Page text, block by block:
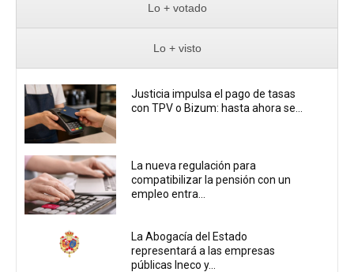
Lo + votado
Lo + visto
Justicia impulsa el pago de tasas
con TPV o Bizum: hasta ahora se...
La nueva regulación para
compatibilizar la pensión con un
empleo entra...
La Abogacía del Estado
representará a las empresas
públicas Ineco y...